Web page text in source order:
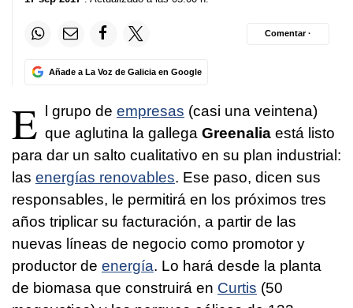
Añade a La Voz de Galicia en Google
Comentar ·
E l grupo de empresas (casi una veintena)
que aglutina la gallega Greenalia está listo
para dar un salto cualitativo en su plan industrial:
las energías renovables. Ese paso, dicen sus
responsables, le permitirá en los próximos tres
años triplicar su facturación, a partir de las
nuevas líneas de negocio como promotor y
productor de energía. Lo hará desde la planta
de biomasa que construirá en Curtis (50